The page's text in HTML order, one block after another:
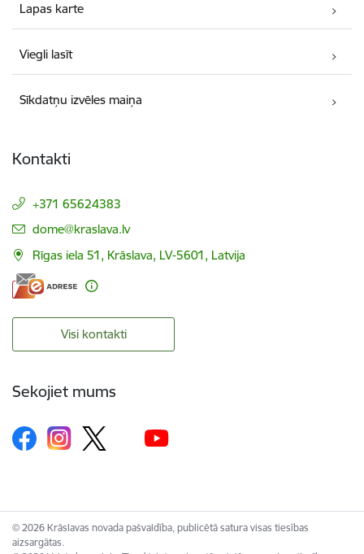
Lapas karte
Viegli lasīt
Sīkdatņu izvēles maiņa
Kontakti
+371 65624383
E-pasts:
dome@kraslava.lv
Rīgas iela 51, Krāslava, LV-5601, Latvija
Visi kontakti
Sekojiet mums
© 2026 Krāslavas novada pašvaldība, publicētā satura visas tiesības
aizsargātas.